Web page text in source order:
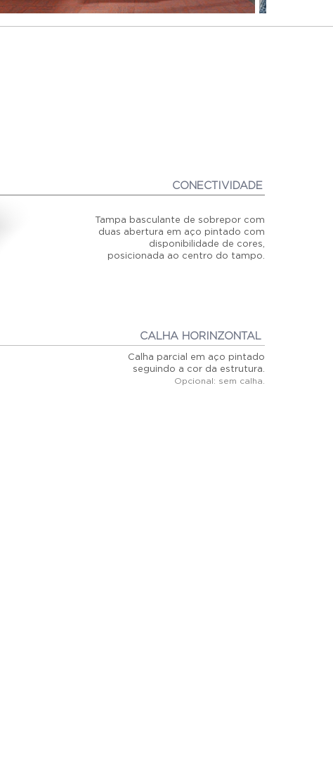
CONECTIVIDADE
Tampa basculante de sobrepor com
duas abertura em aço pintado com
disponibilidade de cores,
posicionada ao centro do tampo.
CALHA HORINZONTAL
Calha parcial em aço pintado
seguindo a cor da estrutura.
Opcional: sem calha.